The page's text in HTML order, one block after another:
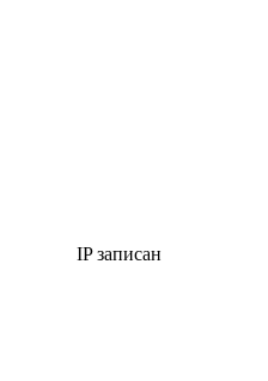
IP записан